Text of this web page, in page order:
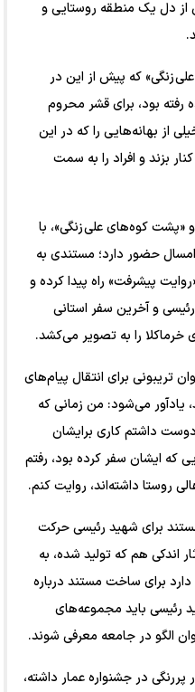
از دل یک منطقه روستایی و
زنگی» که پیش از این در
بود، برای قشر محروم
از بهانه‌هایی را که در این
بزند و افراد را به سمت
«پشت کوه‌های علی زنگی»، با
حضور دارد؛ مستندی به
پیشرفت» راه پیدا کرده و
و آخرین سفر استانی
خرماکلا را به تصویر می‌کشد.
تریبونی برای انتقال پیام‌های
یادآور می‌شود: من زمانی که
داشتم کاری برایشان
که ایشان سفر کرده بود، رفتم
روستا داشته‌اند، روایت کنم.
برای شهید رئیسی حرکت
اندکی هم که تولید شده، به
برای ساخت مستند درباره
باید مجموعه‌های
الگو در جامعه معرفی شوند.
در جشنواره عمار داشته،